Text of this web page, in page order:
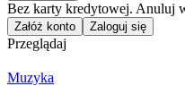
Bez karty kredytowej. Anuluj
Załóż konto Zaloguj się
Przeglądaj
Muzyka